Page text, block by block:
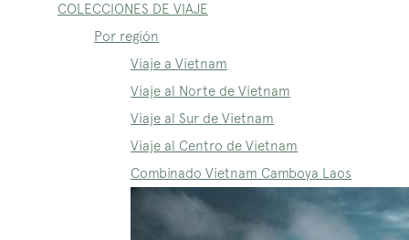
COLECCIONES DE VIAJE
Por región
Viaje a Vietnam
Viaje al Norte de Vietnam
Viaje al Sur de Vietnam
Viaje al Centro de Vietnam
Combinado Vietnam Camboya Laos